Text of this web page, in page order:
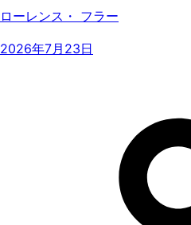
ローレンス・ フラー
2026年7月23日